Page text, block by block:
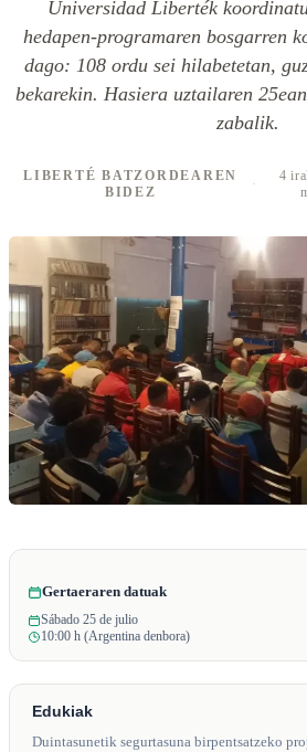
Universidad Liberték
hedapen-programaren bosgarren
dago: 108 ordu sei hilabetetan,
bekarekin. Hasiera uztailaren
zabalik.
LIBERTÉ BATZORDEAREN
BIDEZ
·
4
Gertaeraren datuak
Sábado 25 de julio
10:00 h (Argentina denbora)
Edukiak
Duintasunetik segurtasuna birpentsatzeko